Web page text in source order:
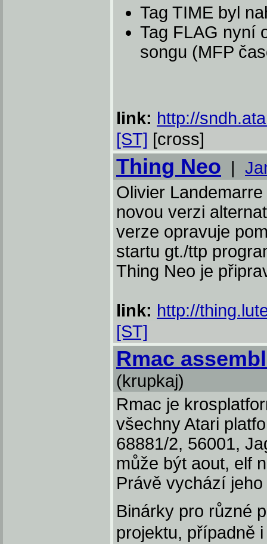
Tag TIME byl
Tag FLAG nyní
songu (MFP
link: http://
[ST] [cross]
Thing Neo |
Olivier
novou verzi
verze opravuje
startu gt./ttp
Thing Neo je
link: http://
[ST]
Rmac
(krupkaj)
Rmac je
všechny Atari
68881/2, 56001,
může být aout, elf
Právě vychází
Binárky pro různé
projektu, případně